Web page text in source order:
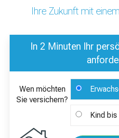
Ihre Zukunft mit
In 2 Minuten Ihr
Wen möchten
Sie versichern?
Kind bis